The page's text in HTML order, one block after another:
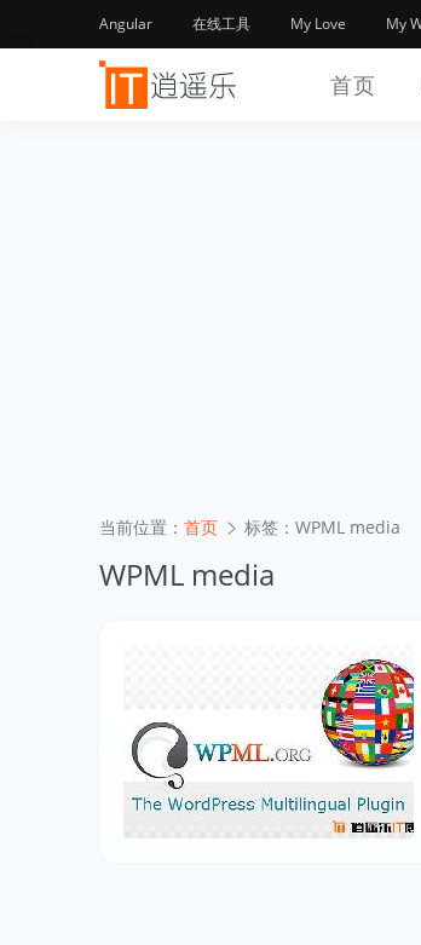
Angular 在线工具 My Love My
首页
当前位置： 首页 标签：WPML media
WPML media